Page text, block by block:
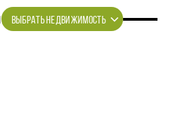
ВЫБРАТЬ НЕДВИЖИМОСТЬ